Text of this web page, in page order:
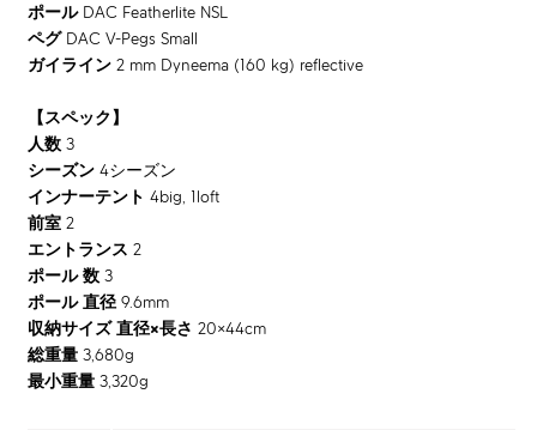
ポールDAC Featherlite NSL
ペグDAC V-Pegs Small
ガイライン 2 mm Dyneema (160 kg) reflective
【スペック】
人数 3
シーズン 4シーズン
インナーテント 4big, 1loft
前室 2
エントランス 2
ポール 数 3
ポール 直径9.6mm
収納サイズ 直径×長さ 20×44cm
総重量 3,680g
最小重量 3,320g